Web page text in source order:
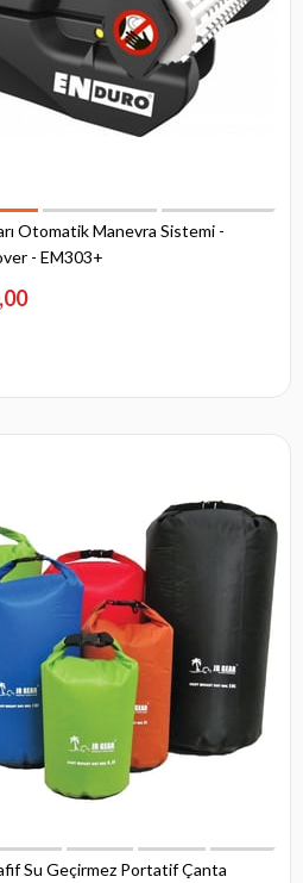
Otomatik Manevra Sistemi -
- EM303+
Su Geçirmez Portatif Çanta